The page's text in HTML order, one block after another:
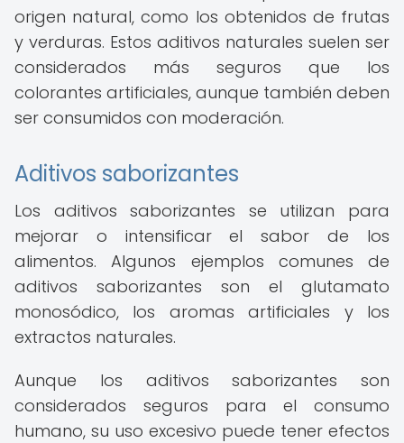
origen natural, como los obtenidos de frutas
y verduras. Estos aditivos naturales suelen ser
considerados más seguros que los
colorantes artificiales, aunque también deben
ser consumidos con moderación.
Aditivos saborizantes
Los aditivos saborizantes se utilizan para
mejorar o intensificar el sabor de los
alimentos. Algunos ejemplos comunes de
aditivos saborizantes son el glutamato
monosódico, los aromas artificiales y los
extractos naturales.
Aunque los aditivos saborizantes son
considerados seguros para el consumo
humano, su uso excesivo puede tener efectos